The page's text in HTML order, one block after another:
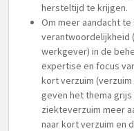
hersteltijd te krijgen.
Om meer aandacht
verantwoordelijkheid
werkgever) in de
expertise en focus
kort verzuim
geven het thema
ziekteverzuim meer
naar kort verzuim en